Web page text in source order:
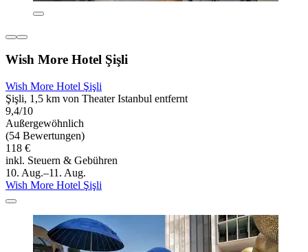
Wish More Hotel Şişli
Wish More Hotel Şişli
Şişli, 1,5 km von Theater Istanbul entfernt
9,4/10
Außergewöhnlich
(54 Bewertungen)
118 €
inkl. Steuern & Gebühren
10. Aug.–11. Aug.
Wish More Hotel Şişli